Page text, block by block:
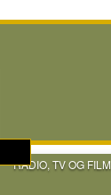
RADIO, TV OG FILM